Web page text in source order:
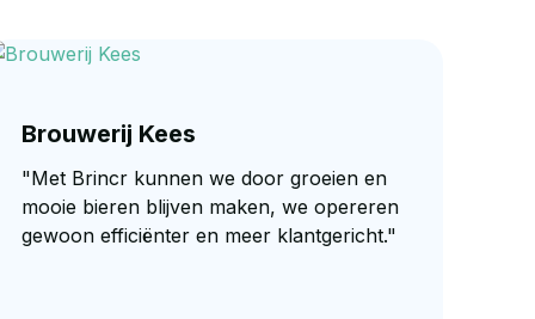
Brouwerij Kees
"Met Brincr kunnen we door groeien en
mooie bieren blijven maken, we opereren
gewoon efficiënter en meer klantgericht."